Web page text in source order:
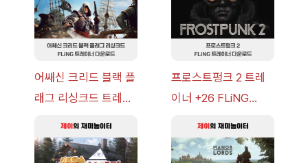
이브
어쌔신 크리드 블랙 플
래그 리싱크드 트레이
v1.0+] 다운로드
프로스트펑크 2 트레
이너 +26 FLiNG
드